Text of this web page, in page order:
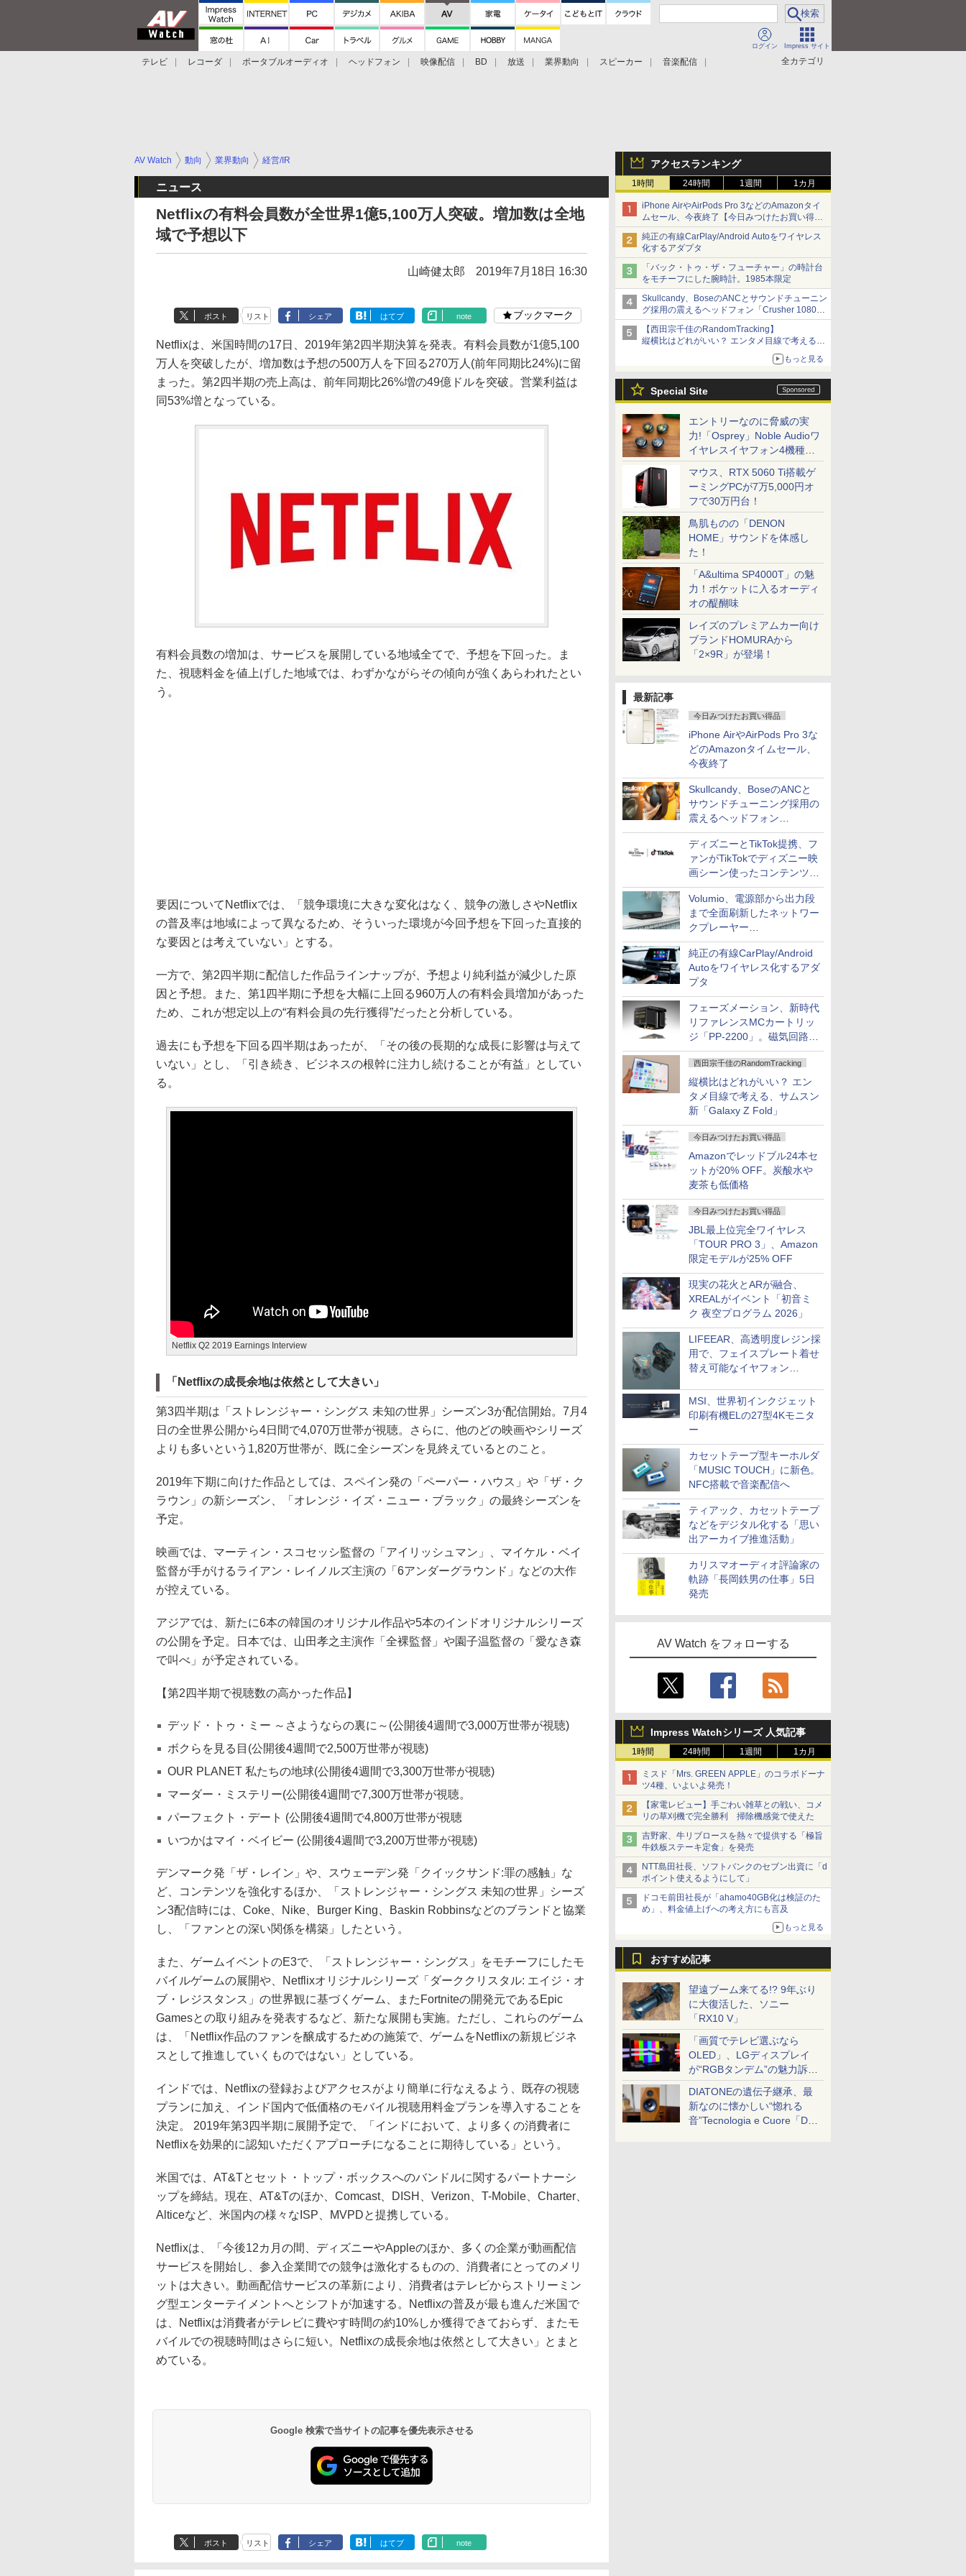
ログイン Impress サイト
全カテゴリ
テレビ レコーダ ポータブルオーディオ ヘッドフォン 映像配信 BD 放送 業界動向 スピーカー
音楽配信
アクセスランキング
1時間 24時間 1週間 1カ月
iPhone AirやAirPods Pro 3などのAmazonタイ
ムセール、今夜終了【今日みつけたお買い得
品】
純正の有線CarPlay/Android Autoをワイヤレス
化するアダプタ
「バック・トゥ・ザ・フューチャー」の時計台
をモチーフにした腕時計。1985本限定
Skullcandy、BoseのANCとサウンドチューニン
グ採用の震えるヘッドフォン「Crusher 1080
ANC」
【西田宗千佳のRandomTracking】
縦横比はどれがいい？ エンタメ目線で考える、
もっと見る
Special Site
エントリーなのに脅威の実
力!「Osprey」Noble Audioワ
イヤレスイヤフォン4機種を
一気に聴く
マウス、RTX 5060 Ti搭載ゲ
ーミングPCが7万5,000円オ
フで30万円台！
鳥肌ものの「DENON
HOME」サウンドを体感し
た！
「A&ultima SP4000T」の魅
力！ポケットに入るオーディ
オの醍醐味
レイズのプレミアムカー向け
ブランドHOMURAから
「2×9R」が登場！
最新記事
今日みつけたお買い得品
iPhone AirやAirPods Pro 3な
どのAmazonタイムセール、
今夜終了
Skullcandy、BoseのANCと
サウンドチューニング採用の
震えるヘッドフォン
「Crusher 1080 ANC」
ディズニーとTikTok提携、フ
ァンがTikTokでディズニー映
画シーン使ったコンテンツ制
作、Disney+にも配信
Volumio、電源部から出力段
まで全面刷新したネットワー
クプレーヤー
「Primo（2026）」
純正の有線CarPlay/Android
Autoをワイヤレス化するアダ
プタ
フェーズメーション、新時代
リファレンスMCカートリッ
ジ「PP-2200」。磁気回路や
ハウジングを根本から見直し
西田宗千佳のRandomTracking
縦横比はどれがいい？ エン
タメ目線で考える、サムスン
新「Galaxy Z Fold」
今日みつけたお買い得品
Amazonでレッドブル24本セ
ットが20% OFF。炭酸水や
麦茶も低価格
今日みつけたお買い得品
JBL最上位完全ワイヤレス
「TOUR PRO 3」、Amazon
限定モデルが25% OFF
現実の花火とARが融合、
XREALがイベント「初音ミ
ク 夜空プログラム 2026」
LIFEEAR、高透明度レジン採
用で、フェイスプレート着せ
替え可能なイヤフォン
MSI、世界初インクジェット
印刷有機ELの27型4Kモニタ
ー
カセットテープ型キーホルダ
「MUSIC TOUCH」に新色。
NFC搭載で音楽配信へ
ティアック、カセットテープ
などをデジタル化する「思い
出アーカイブ推進活動」
カリスマオーディオ評論家の
軌跡「長岡鉄男の仕事」5日
発売
AV Watch をフォローする
Impress Watchシリーズ 人気記事
1時間 24時間 1週間 1カ月
ミスド「Mrs. GREEN APPLE」のコラボドーナ
ツ4種、いよいよ発売！
【家電レビュー】手ごわい雑草との戦い、コメ
リの草刈機で完全勝利 掃除機感覚で使えた
吉野家、牛リブロースを熱々で提供する「極旨
牛鉄板ステーキ定食」を発売
NTT島田社長、ソフトバンクのセブン出資に「d
ポイント使えるようにして」
ドコモ前田社長が「ahamo40GB化は検証のた
め」、料金値上げへの考え方にも言及
もっと見る
おすすめ記事
望遠ブーム来てる!? 9年ぶり
に大復活した、ソニー
「RX10 V」
「画質でテレビ選ぶなら
OLED」、LGディスプレイ
が“RGBタンデム”の魅力訴
求。液晶とのガチ比較も
DIATONEの遺伝子継承、最
新なのに懐かしい“惚れる
音”Tecnologia e Cuore「DS-
AV Watch 動向 業界動向 経営/IR
ニュース
Netflixの有料会員数が全世界1億5,100万人突破。増加数は全地
域で予想以下
山崎健太郎 2019年7月18日 16:30
ポスト リスト シェア はてブ note ブックマーク
Netflixは、米国時間の17日、2019年第2四半期決算を発表。有料会員数が1億5,100
万人を突破したが、増加数は予想の500万人を下回る270万人(前年同期比24%)に留
まった。第2四半期の売上高は、前年同期比26%増の49億ドルを突破。営業利益は
同53%増となっている。
有料会員数の増加は、サービスを展開している地域全てで、予想を下回った。ま
た、視聴料金を値上げした地域では、わずかながらその傾向が強くあらわれたとい
う。
要因についてNetflixでは、「競争環境に大きな変化はなく、競争の激しさやNetflix
の普及率は地域によって異なるため、そういった環境が今回予想を下回った直接的
な要因とは考えていない」とする。
一方で、第2四半期に配信した作品ラインナップが、予想より純利益が減少した原
因と予想。また、第1四半期に予想を大幅に上回る960万人の有料会員増加があった
ため、これが想定以上の“有料会員の先行獲得”だったと分析している。
過去にも予想を下回る四半期はあったが、「その後の長期的な成長に影響は与えて
いない」とし、「引き続き、ビジネスの根幹に注力し続けることが有益」としてい
る。
Netflix Q2 2019 Earnings Interview
「Netflixの成長余地は依然として大きい」
第3四半期は「ストレンジャー・シングス 未知の世界」シーズン3が配信開始。7月4
日の全世界公開から4日間で4,070万世帯が視聴。さらに、他のどの映画やシリーズ
よりも多いという1,820万世帯が、既に全シーズンを見終えているとのこと。
2019年下期に向けた作品としては、スペイン発の「ペーパー・ハウス」や「ザ・ク
ラウン」の新シーズン、「オレンジ・イズ・ニュー・ブラック」の最終シーズンを
予定。
映画では、マーティン・スコセッシ監督の「アイリッシュマン」、マイケル・ベイ
監督が手がけるライアン・レイノルズ主演の「6アンダーグラウンド」などの大作
が控えている。
アジアでは、新たに6本の韓国のオリジナル作品や5本のインドオリジナルシリーズ
の公開を予定。日本では、山田孝之主演作「全裸監督」や園子温監督の「愛なき森
で叫べ」が予定されている。
【第2四半期で視聴数の高かった作品】
デッド・トゥ・ミー ～さようならの裏に～(公開後4週間で3,000万世帯が視聴)
ボクらを見る目(公開後4週間で2,500万世帯が視聴)
OUR PLANET 私たちの地球(公開後4週間で3,300万世帯が視聴)
マーダー・ミステリー(公開後4週間で7,300万世帯が視聴。
パーフェクト・デート (公開後4週間で4,800万世帯が視聴
いつかはマイ・ベイビー (公開後4週間で3,200万世帯が視聴)
デンマーク発「ザ・レイン」や、スウェーデン発「クイックサンド:罪の感触」な
ど、コンテンツを強化するほか、「ストレンジャー・シングス 未知の世界」シーズ
ン3配信時には、Coke、Nike、Burger King、Baskin Robbinsなどのブランドと協業
し、「ファンとの深い関係を構築」したという。
また、ゲームイベントのE3で、「ストレンジャー・シングス」をモチーフにしたモ
バイルゲームの展開や、Netflixオリジナルシリーズ「ダーククリスタル: エイジ・オ
ブ・レジスタンス」の世界観に基づくゲーム、またFortniteの開発元であるEpic
Gamesとの取り組みを発表するなど、新たな展開も実施。ただし、これらのゲーム
は、「Netflix作品のファンを醸成するための施策で、ゲームをNetflixの新規ビジネ
スとして推進していくものではない」としている。
インドでは、Netflixの登録およびアクセスがより簡単に行なえるよう、既存の視聴
プランに加え、インド国内で低価格のモバイル視聴用料金プランを導入することを
決定。 2019年第3四半期に展開予定で、「インドにおいて、より多くの消費者に
Netflixを効果的に認知いただくアプローチになることに期待している」という。
米国では、AT&Tとセット・トップ・ボックスへのバンドルに関するパートナーシ
ップを締結。現在、AT&Tのほか、Comcast、DISH、Verizon、T-Mobile、Charter、
Alticeなど、米国内の様々なISP、MVPDと提携している。
Netflixは、「今後12カ月の間、ディズニーやAppleのほか、多くの企業が動画配信
サービスを開始し、参入企業間での競争は激化するものの、消費者にとってのメリ
ットは大きい。動画配信サービスの革新により、消費者はテレビからストリーミン
グ型エンターテイメントへとシフトが加速する。Netflixの普及が最も進んだ米国で
は、Netflixは消費者がテレビに費やす時間の約10%しか獲得できておらず、またモ
バイルでの視聴時間はさらに短い。Netflixの成長余地は依然として大きい」とまと
めている。
Google 検索で当サイトの記事を優先表示させる
ポスト リスト シェア はてブ note